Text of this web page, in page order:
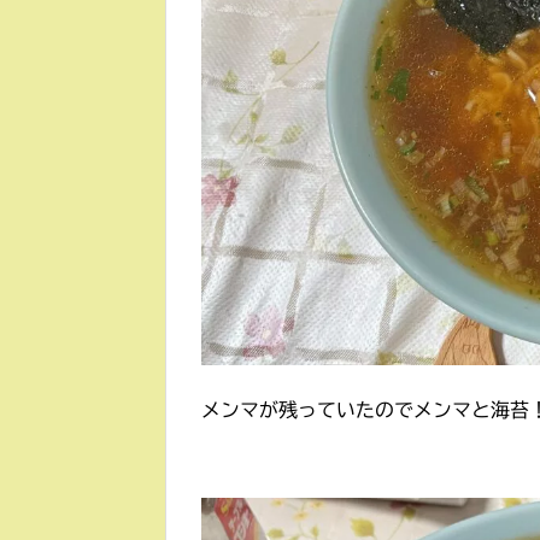
メンマが残っていたのでメンマと海苔